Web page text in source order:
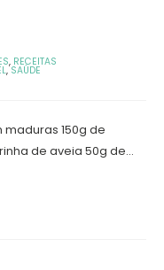
, RECEITAS
,SAÚDE
150g de
de aveia 50g de...